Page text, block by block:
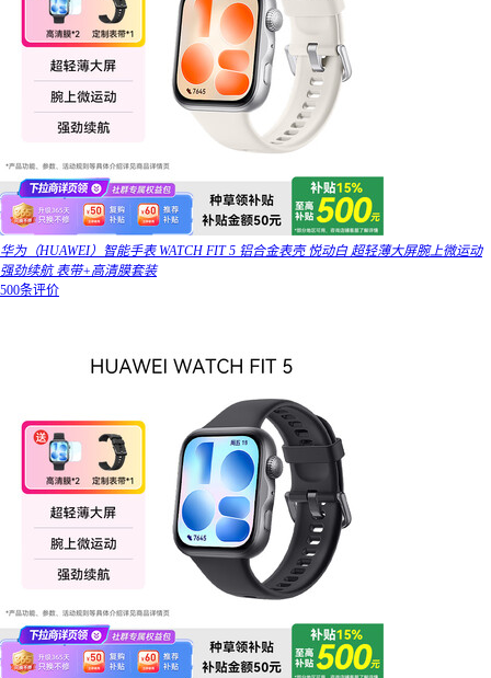
华为（HUAWEI）智能手表 WATCH FIT 5 铝合金表壳 悦动白 超轻薄大屏腕上微运动
强劲续航 表带+高清膜套装
500条评价